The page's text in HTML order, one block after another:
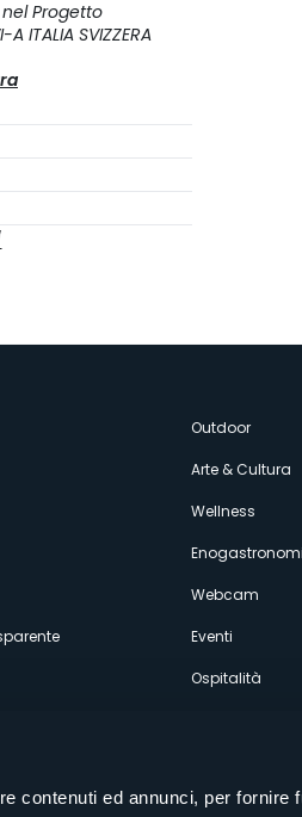
contenuti ed annunci, per fornire
Progetto
A ITALIA SVIZZERA
Outdoor
Arte & Cultura
Wellness
Webcam
Eventi
Ospitalità